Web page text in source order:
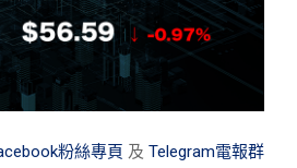
粉絲專頁 及 Telegram電報群